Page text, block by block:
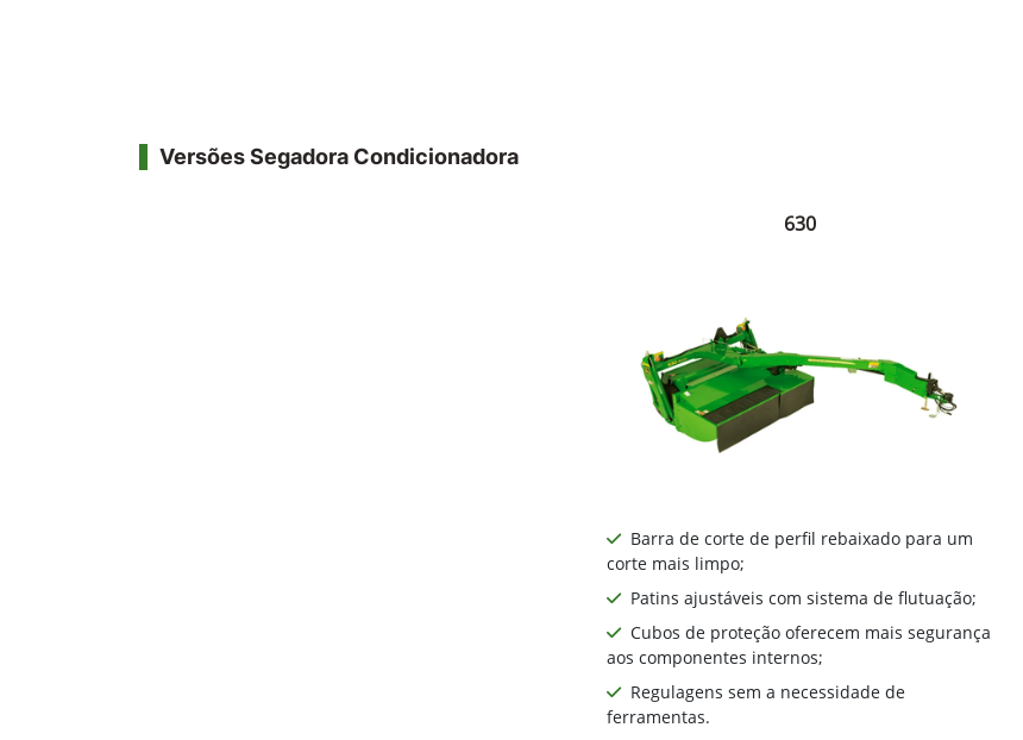
Versões Segadora Condicionadora
630
Barra de corte de perfil rebaixado para um
corte mais limpo;
Patins ajustáveis com sistema de flutuação;
Cubos de proteção oferecem mais segurança
aos componentes internos;
Regulagens sem a necessidade de
ferramentas.